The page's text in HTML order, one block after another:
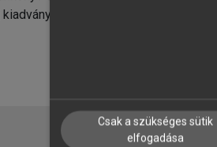
Csak a szükséges sütik
elfogadása